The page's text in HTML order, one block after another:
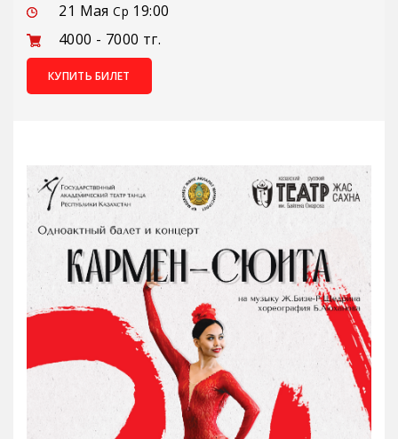
21 Мая Ср 19:00
4000 - 7000 тг.
КУПИТЬ БИЛЕТ